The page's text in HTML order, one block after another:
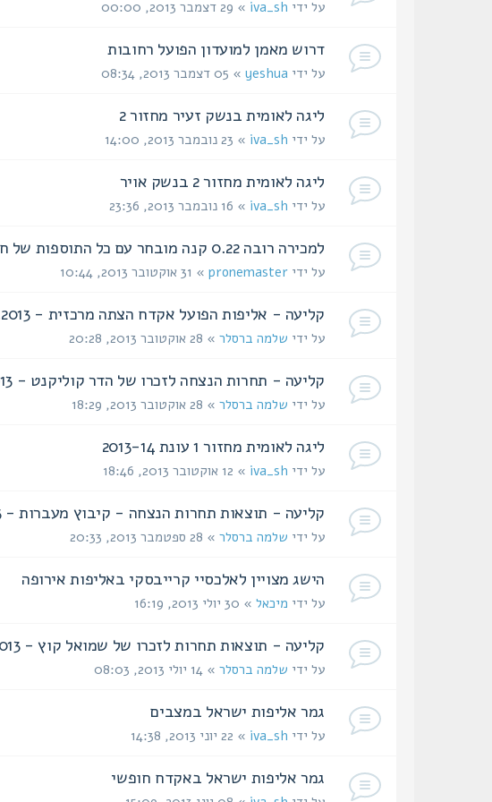
על ידי iva_sh » 29 דצמבר 2013, 00:00
דרוש מאמן למועדון הפועל רחובות
על ידי yeshua » 05 דצמבר 2013, 08:34
ליגה לאומית בנשק זעיר מחזור 2
על ידי iva_sh » 23 נובמבר 2013, 14:00
ליגה לאומית מחזור 2 בנשק אויר
על ידי iva_sh » 16 נובמבר 2013, 23:36
למכירה רובה 0.22 קנה מובחר עם כל התוספות של חנה אוקונסקי
על ידי pronemaster » 31 אוקטובר 2013, 10:44
קליעה - אליפות הפועל אקדח הצתה מרכזית - 26.10.2013
על ידי שלמה ברסלר » 28 אוקטובר 2013, 20:28
קליעה - תחרות הנצחה לזכרו של הדר קוליקנט - 26.10.2013
על ידי שלמה ברסלר » 28 אוקטובר 2013, 18:29
ליגה לאומית מחזור 1 עונת 2013-14
על ידי iva_sh » 12 אוקטובר 2013, 18:46
קליעה - תוצאות תחרות הנצחה - קיבוץ מעברות - 28.9.2013
על ידי שלמה ברסלר » 28 ספטמבר 2013, 20:33
הישג מצויין לאלכסיי קרייבסקי באליפות אירופה
על ידי מיכאל » 30 יולי 2013, 16:19
קליעה - תוצאות תחרות לזכרו של שמואל קוץ - 13.7.2013
על ידי שלמה ברסלר » 14 יולי 2013, 08:03
גמר אליפות ישראל במצבים‏
על ידי iva_sh » 22 יוני 2013, 14:38
גמר אליפות ישראל באקדח חופשי